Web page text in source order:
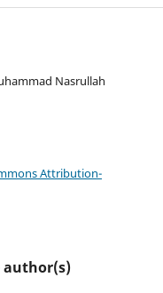
Nasrullah
Attribution-
author(s)